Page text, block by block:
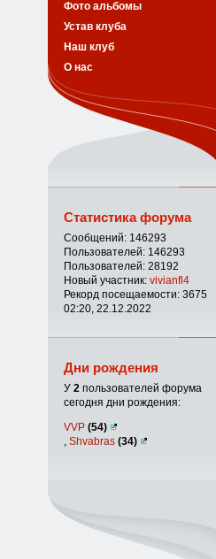
Фото альбомы
Устав клуба
Наш клуб
О нас
Статистика форума
Сообщений: 146293
Пользователей: 146293
Пользователей: 28192
Новый участник: vivianfl4
Рекорд посещаемости: 3675
02:20, 22.12.2022
Дни рождения
У 2пользователей форума
сегодня дни рождения:
VVP (54)
Shvabras (34)